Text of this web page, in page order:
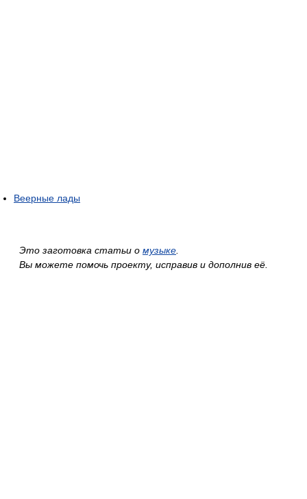
Веерные лады
Это заготовка статьи о музыке.
Вы можете помочь проекту, исправив и дополнив её.